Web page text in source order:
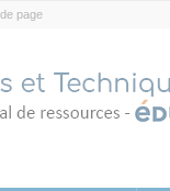
page